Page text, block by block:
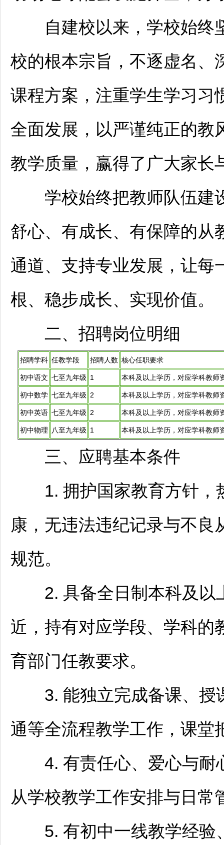
自建校以来，学校始终
校的根本宗旨，不逐虚名、
课程方案，注重学生学习习
全面发展，以严谨纯正的教
教学质量，赢得了广大家长
学校始终把教师队伍建
舒心、有成长、有保障的从
通道、支持专业发展，让每
根、稳步成长、实现价值。
二、 招聘岗位明细
招聘学科 任教学段 招聘人数 核心任职要求
初中语文 七至九年级 1 本科及以上学历，对应学科教师
初中数学 七至九年级 2 本科及以上学历，对应学科教师
初中英语 七至九年级 2 本科及以上学历，对应学科教师
初中物理 八至九年级 1 本科及以上学历，对应学科教师
三、应聘基本条件
1. 拥护国家教育方针，
康，无违法违纪记录与不良
规范。
2. 具备全日制本科及以
近，持有对应学段、学科的
育部门任教要求。
3. 能独立完成备课、授
通等全流程教学工作，课堂
4. 有责任心、爱心与耐
从学校教学工作安排与日常
5. 有初中一线教学经验